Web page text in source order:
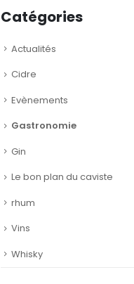
Catégories
Actualités
Cidre
Evènements
Gastronomie
Gin
Le bon plan du caviste
rhum
Vins
Whisky